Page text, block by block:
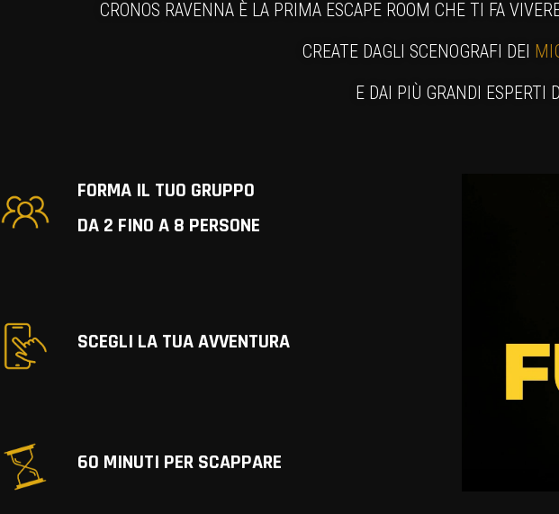
CRONOS RAVENNA È LA PRIMA ESCAPE ROOM CHE TI FA
CREATE DAGLI SCENOGRAFI DEI
E DAI PIÙ GRANDI ESPERTI
FORMA IL TUO GRUPPO
DA 2 FINO A 8 PERSONE
SCEGLI LA TUA AVVENTURA
60 MINUTI PER SCAPPARE